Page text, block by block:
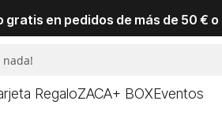
gratis en pedidos de más de 50 €
RegaloZACA+ BOXEventos